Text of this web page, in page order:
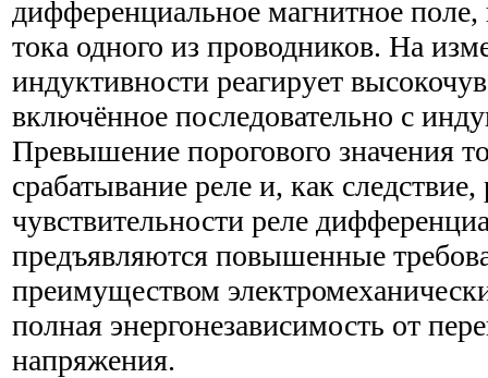
дифференциальное магнитное поле,
тока одного из проводников. На
индуктивности реагирует
включённое последовательно с
Превышение порогового значения
срабатывание реле и, как
чувствительности реле
предъявляются повышенные
преимуществом
полная энергонезависимость от
напряжения.